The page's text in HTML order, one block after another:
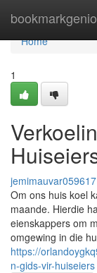
Home
Home
1
jemimauvar059617
Om ons huis koel
maande. Hierdie
eienskappers om
omgewing in die
https://
n-gids-vir-huiseiers